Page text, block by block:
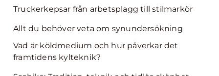
Truckerkepsar från arbetsplagg till stilmarkör
Allt du behöver veta om synundersökning
Vad är köldmedium och hur påverkar det
framtidens kylteknik?